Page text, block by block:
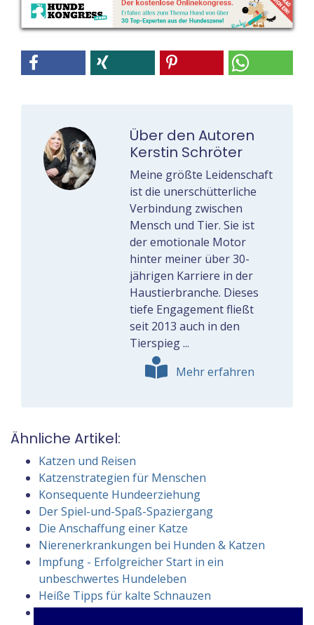
Über den Autoren
Kerstin Schröter
Meine größte Leidenschaft
ist die unerschütterliche
Verbindung zwischen
Mensch und Tier. Sie ist
der emotionale Motor
hinter meiner über 30-
jährigen Karriere in der
Haustierbranche. Dieses
tiefe Engagement fließt
seit 2013 auch in den
Tierspieg ...
Mehr erfahren
Ähnliche Artikel:
Katzen und Reisen
Katzenstrategien für Menschen
Konsequente Hundeerziehung
Der Spiel-und-Spaß-Spaziergang
Die Anschaffung einer Katze
Nierenerkrankungen bei Hunden & Katzen
Impfung - Erfolgreicher Start in ein
unbeschwertes Hundeleben
Heiße Tipps für kalte Schnauzen
Die Hunde-Vergiftungsversicherung